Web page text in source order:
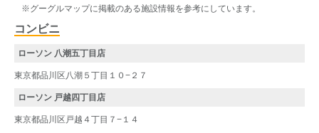
※グーグルマップに掲載のある施設情報を参考にしています。
コンビニ
ローソン 八潮五丁目店
東京都品川区八潮５丁目１０−２７
ローソン 戸越四丁目店
東京都品川区戸越４丁目７−１４